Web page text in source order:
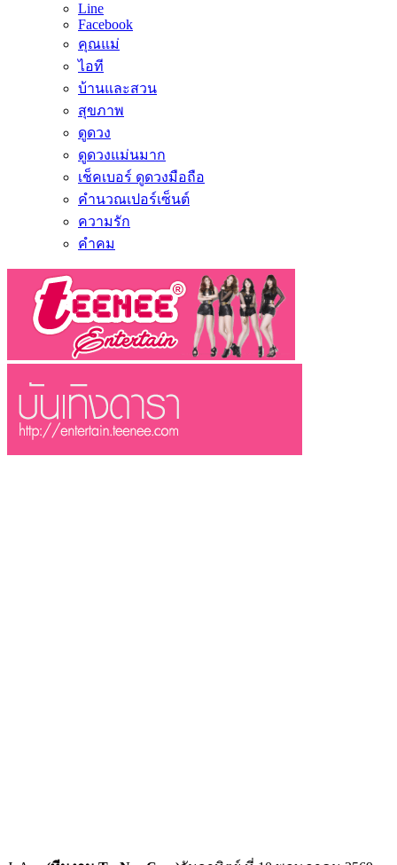
Line
Facebook
คุณแม่
ไอที
บ้านและสวน
สุขภาพ
ดูดวง
ดูดวงแม่นมาก
เช็คเบอร์ ดูดวงมือถือ
คำนวณเปอร์เซ็นต์
ความรัก
คำคม